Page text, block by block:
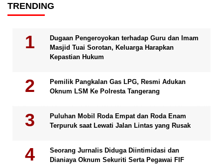
TRENDING
Dugaan Pengeroyokan terhadap Guru dan Imam
Masjid Tuai Sorotan, Keluarga Harapkan
Kepastian Hukum
Pemilik Pangkalan Gas LPG, Resmi Adukan
Oknum LSM Ke Polresta Tangerang
Puluhan Mobil Roda Empat dan Roda Enam
Terpuruk saat Lewati Jalan Lintas yang Rusak
Seorang Jurnalis Diduga Diintimidasi dan
Dianiaya Oknum Sekuriti Serta Pegawai FIF